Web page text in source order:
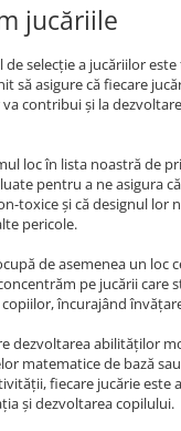
jucăriile
de selecție a jucăriilor
să asigure că fiecare
va contribui și la
loc în lista noastră de
pentru a ne asigura
toxice și că designul lor
pericole.
de asemenea un loc
pe jucării care
încurajând
dezvoltarea abilităților
matematice de bază
fiecare jucărie este
și dezvoltarea copilului.